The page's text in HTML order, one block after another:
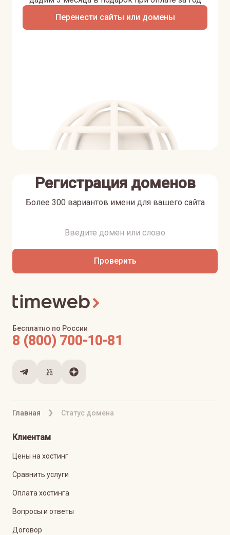
Перенести сайты или домены
Регистрация доменов
Более 300 вариантов имени для вашего сайта
Проверить
Главная Статус домена
Бесплатно по России
8 (800) 700-10-81
Клиентам
Цены на хостинг
Сравнить услуги
Оплата хостинга
Вопросы и ответы
Договор